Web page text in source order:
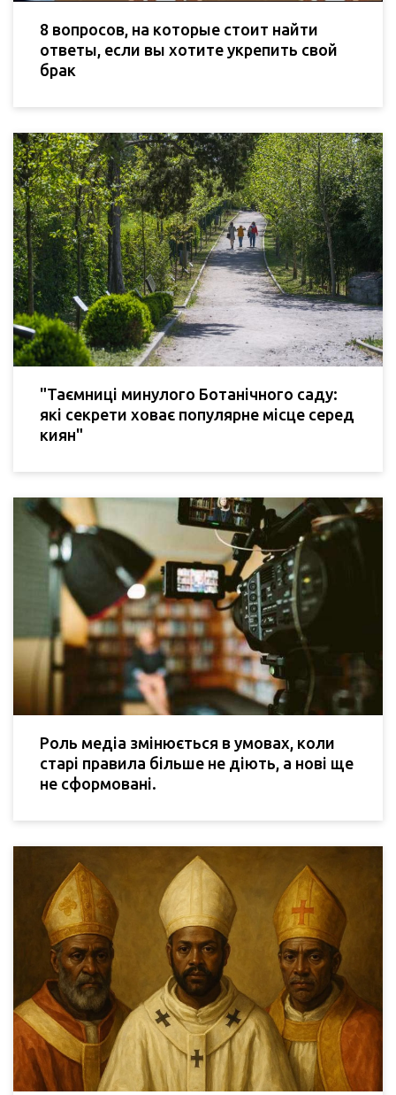
8 вопросов, на которые стоит найти
ответы, если вы хотите укрепить свой
брак
"Таємниці минулого Ботанічного саду:
які секрети ховає популярне місце серед
киян"
Роль медіа змінюється в умовах, коли
старі правила більше не діють, а нові ще
не сформовані.